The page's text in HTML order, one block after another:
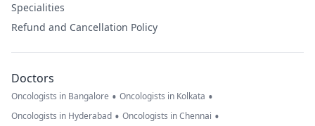
Specialities
Refund and Cancellation Policy
Doctors
Oncologists in Bangalore • Oncologists in Kolkata •
Oncologists in Hyderabad • Oncologists in Chennai •